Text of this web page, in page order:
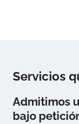
Servicios
Admitimos
bajo